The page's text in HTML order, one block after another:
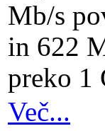
Mb/s
in 622
preko 1
Več...